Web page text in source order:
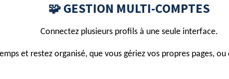
🧩 GESTION MULTI-COMPTES
Connectez plusieurs profils à une seule interface.
et restez organisé, que vous gériez vos propres pages,